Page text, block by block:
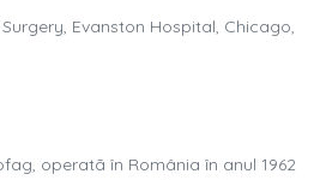
Evanston Hospital, Chicago,
operatã în România în anul 1962